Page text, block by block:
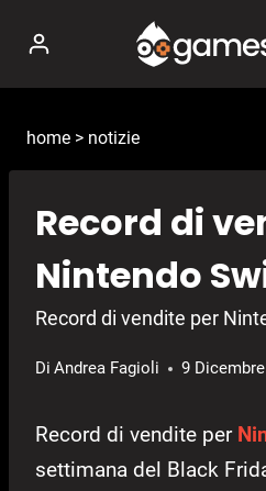
contenuto
home > notizie
Record di
Nintendo
Record di vendite per
Di Andrea Fagioli 9
Record di vendite per
settimana del Black